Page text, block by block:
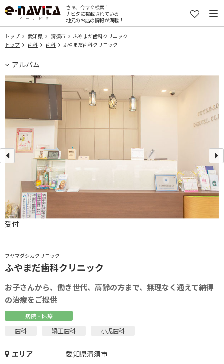
さぁ、今すぐ検索！
ナビタに掲載されている
地元のお店の情報が満載！
トップ 愛知県 清須市
ふやまだ歯科クリニック
トップ
歯科 歯科 ふやまだ歯科クリニック
アルバム
フヤマダシカクリニック
ふやまだ歯科クリニック
お子さんから、働き世代、高齢の方まで、無理なく通えて納得
の治療をご提供
病院・医療
歯科 矯正歯科 小児歯科
エリア
愛知県清須市
受付